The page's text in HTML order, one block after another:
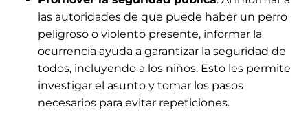
las autoridades de que puede haber un perro
peligroso o violento presente, informar la
ocurrencia ayuda a garantizar la seguridad de
todos, incluyendo a los niños. Esto les permite
investigar el asunto y tomar los pasos
necesarios para evitar repeticiones.